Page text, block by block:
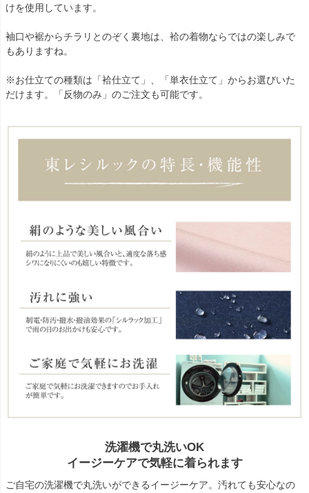
けを使用しています。
袖口や裾からチラリとのぞく裏地は、袷の着物ならではの楽しみで
もありますね。
※お仕立ての種類は「袷仕立て」、「単衣仕立て」からお選びいた
だけます。「反物のみ」のご注文も可能です。
洗濯機で丸洗いOK
イージーケアで気軽に着られます
ご自宅の洗濯機で丸洗いができるイージーケア。汚れても安心なの